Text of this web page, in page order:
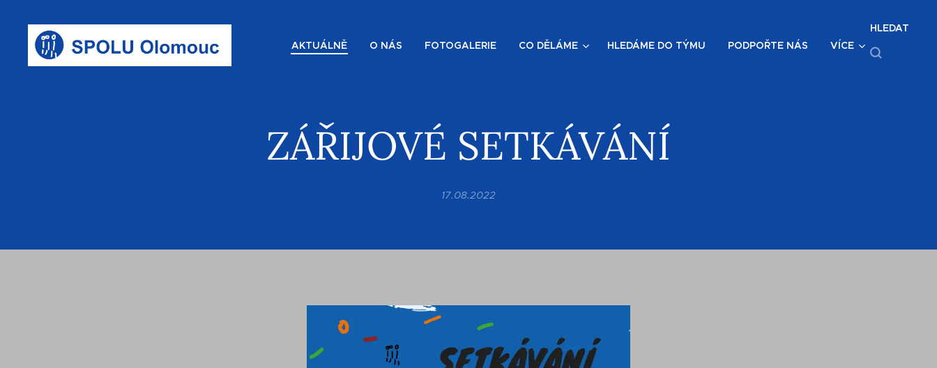
AKTUÁLNĚ O NÁS FOTOGALERIE CO DĚLÁME HLEDÁME DO TÝMU PODPOŘTE NÁS VÍCE
HLEDAT
ZÁŘIJOVÉ SETKÁVÁNÍ
17.08.2022